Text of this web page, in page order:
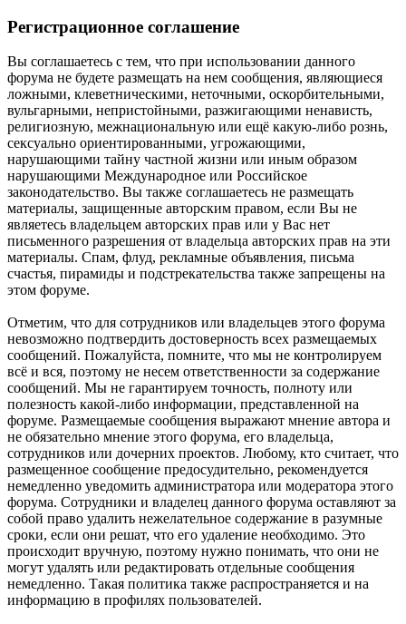
Регистрационное соглашение
Вы соглашаетесь с тем, что при использовании данного
форума не будете размещать на нем сообщения, являющиеся
ложными, клеветническими, неточными, оскорбительными,
вульгарными, непристойными, разжигающими ненависть,
религиозную, межнациональную или ещё какую-либо рознь,
сексуально ориентированными, угрожающими,
нарушающими тайну частной жизни или иным образом
нарушающими Международное или Российское
законодательство. Вы также соглашаетесь не размещать
материалы, защищенные авторским правом, если Вы не
являетесь владельцем авторских прав или у Вас нет
письменного разрешения от владельца авторских прав на эти
материалы. Спам, флуд, рекламные объявления, письма
счастья, пирамиды и подстрекательства также запрещены на
этом форуме.
Отметим, что для сотрудников или владельцев этого форума
невозможно подтвердить достоверность всех размещаемых
сообщений. Пожалуйста, помните, что мы не контролируем
всё и вся, поэтому не несем ответственности за содержание
сообщений. Мы не гарантируем точность, полноту или
полезность какой-либо информации, представленной на
форуме. Размещаемые сообщения выражают мнение автора и
не обязательно мнение этого форума, его владельца,
сотрудников или дочерних проектов. Любому, кто считает, что
размещенное сообщение предосудительно, рекомендуется
немедленно уведомить администратора или модератора этого
форума. Сотрудники и владелец данного форума оставляют за
собой право удалить нежелательное содержание в разумные
сроки, если они решат, что его удаление необходимо. Это
происходит вручную, поэтому нужно понимать, что они не
могут удалять или редактировать отдельные сообщения
немедленно. Такая политика также распространяется и на
информацию в профилях пользователей.